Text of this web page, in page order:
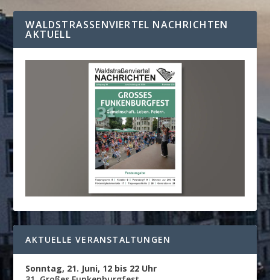
WALDSTRASSENVIERTEL NACHRICHTEN A
KTUELL
AKTUELLE VERANSTALTUNGEN
Sonntag, 21. Juni, 12 bis 22 Uhr